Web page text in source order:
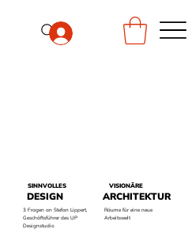
DESIGN
SINNVOLLES
3 Fragen an Stefan Lippert,
Geschäftsführer des UP
Designstudio
ARCHITEKTUR
VISIONÄRE
Räume für eine neue
Arbeitswelt